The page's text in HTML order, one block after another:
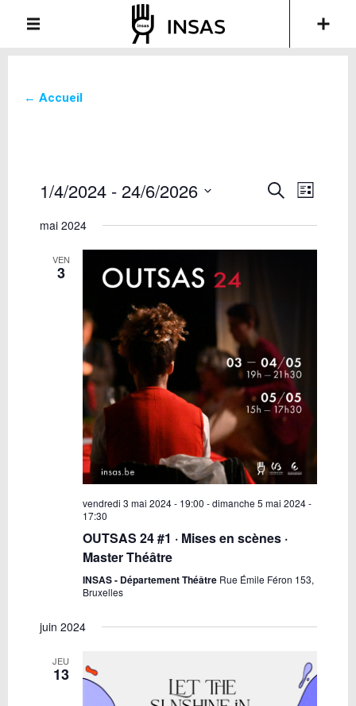
← Accueil
Recherche
navigation
de
Recherche
vues
List
1/4/2024 - 24/6/2026
une
mai 2024
VEN
3
vendredi 3 mai 2024 - 19:00 -dimanche 5 mai 2024 -
17:30
OUTSAS 24 #1 · Mises en scènes ·
Master Théâtre
INSAS - Département Théâtre Rue Émile Féron 153,
Bruxelles
juin 2024
JEU
13